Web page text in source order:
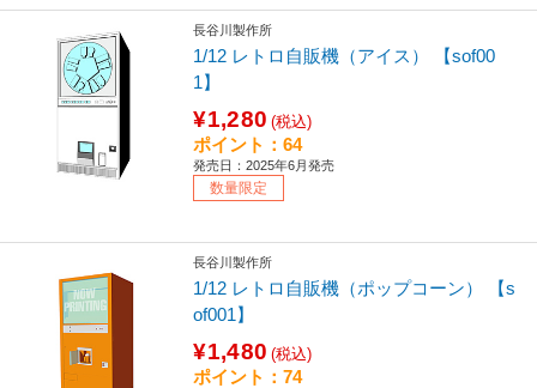
長谷川製作所
1/12 レトロ自販機（アイス） 【sof00
1】
¥1,280 (税込)
ポイント：64
発売日：2025年6月発売
数量限定
長谷川製作所
1/12 レトロ自販機（ポップコーン） 【s
of001】
¥1,480 (税込)
ポイント：74